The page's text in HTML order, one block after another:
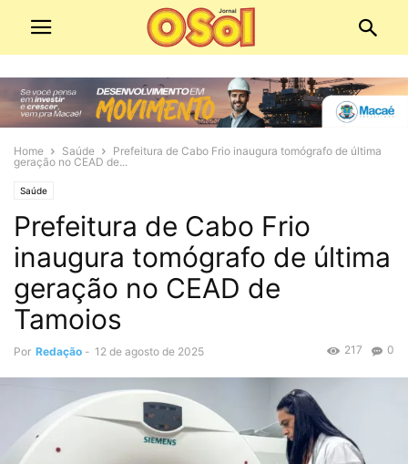
Home Saúde
Prefeitura de Cabo Frio inaugura tomógrafo de última
geração no CEAD de...
Saúde
Prefeitura de Cabo Frio
inaugura tomógrafo de última
geração no CEAD de
Tamoios
Por Redação - 12 de agosto de 2025 0
217